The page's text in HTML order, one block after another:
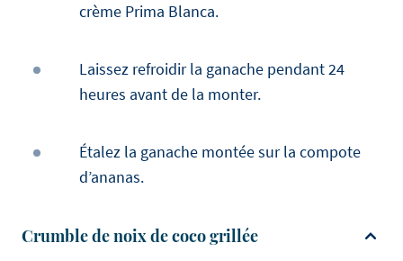
crème Prima Blanca.
Laissez refroidir la ganache pendant 24
heures avant de la monter.
Étalez la ganache montée sur la compote
d’ananas.
Crumble de noix de coco grillée